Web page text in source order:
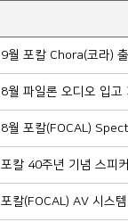
9월 포칼 Chora(코라)
8월 파일론 오디오 입고
8월 포칼(FOCAL)
포칼 40주년 기념 스피
포칼(FOCAL) AV 시스